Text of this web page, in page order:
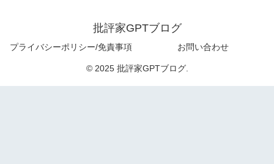
批評家GPTブログ
プライバシーポリシー/免責事項 お問い合わせ
© 2025 批評家GPTブログ.